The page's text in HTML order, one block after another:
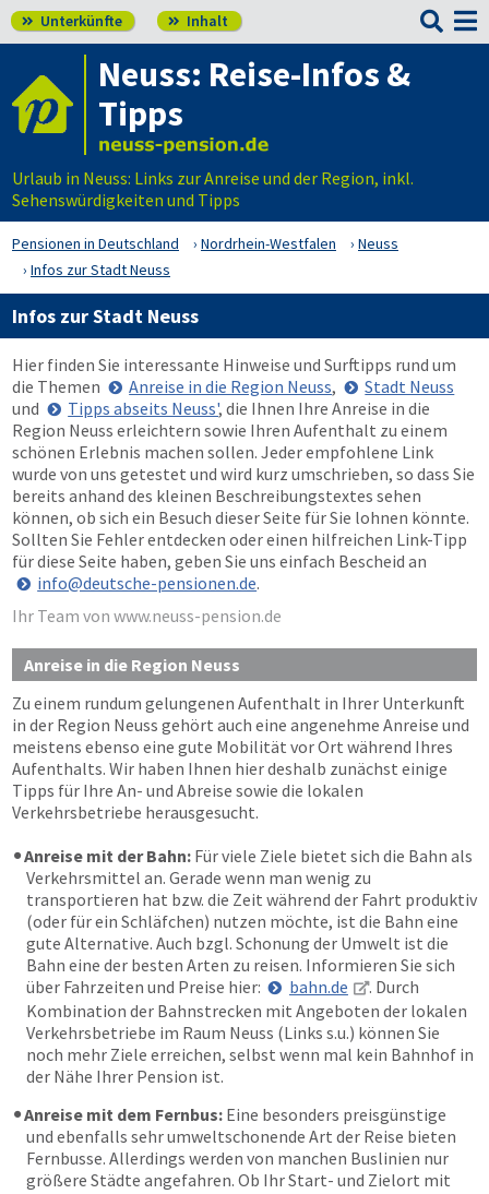
 Unterkünfte  Inhalt 
Neuss: Reise-Infos &
Tipps
Urlaub in Neuss: Links zur Anreise und der Region, inkl.
Sehenswürdigkeiten und Tipps
Pensionen in Deutschland Nordrhein-Westfalen
Neuss
Infos zur Stadt Neuss
Infos zur Stadt Neuss
Hier finden Sie interessante Hinweise und Surftipps rund um
die Themen
Anreise in die Region Neuss,
Stadt Neuss
und
Tipps abseits Neuss', die Ihnen Ihre Anreise in die
Region Neuss erleichtern sowie Ihren Aufenthalt zu einem
schönen Erlebnis machen sollen. Jeder empfohlene Link
wurde von uns getestet und wird kurz umschrieben, so dass Sie
bereits anhand des kleinen Beschreibungstextes sehen
können, ob sich ein Besuch dieser Seite für Sie lohnen könnte.
Sollten Sie Fehler entdecken oder einen hilfreichen Link-Tipp
für diese Seite haben, geben Sie uns einfach Bescheid an
info@deutsche-pensionen.de.
Ihr Team von www.neuss-pension.de
Anreise in die Region Neuss
Zu einem rundum gelungenen Aufenthalt in Ihrer Unterkunft
in der Region Neuss gehört auch eine angenehme Anreise und
meistens ebenso eine gute Mobilität vor Ort während Ihres
Aufenthalts. Wir haben Ihnen hier deshalb zunächst einige
Tipps für Ihre An- und Abreise sowie die lokalen
Verkehrsbetriebe herausgesucht.
Anreise mit der Bahn: Für viele Ziele bietet sich die Bahn als
Verkehrsmittel an. Gerade wenn man wenig zu
transportieren hat bzw. die Zeit während der Fahrt produktiv
(oder für ein Schläfchen) nutzen möchte, ist die Bahn eine
gute Alternative. Auch bzgl. Schonung der Umwelt ist die
Bahn eine der besten Arten zu reisen. Informieren Sie sich
über Fahrzeiten und Preise hier:
bahn.de
. Durch
Kombination der Bahnstrecken mit Angeboten der lokalen
Verkehrsbetriebe im Raum Neuss (Links s.u.) können Sie
noch mehr Ziele erreichen, selbst wenn mal kein Bahnhof in
der Nähe Ihrer Pension ist.
Anreise mit dem Fernbus: Eine besonders preisgünstige
und ebenfalls sehr umweltschonende Art der Reise bieten
Fernbusse. Allerdings werden von manchen Buslinien nur
größere Städte angefahren. Ob Ihr Start- und Zielort mit